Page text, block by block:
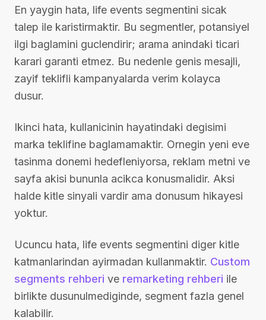
En yaygin hata, life events segmentini sicak
talep ile karistirmaktir. Bu segmentler, potansiyel
ilgi baglamini guclendirir; arama anindaki ticari
karari garanti etmez. Bu nedenle genis mesajli,
zayif teklifli kampanyalarda verim kolayca
dusur.
Ikinci hata, kullanicinin hayatindaki degisimi
marka teklifine baglamamaktir. Ornegin yeni eve
tasinma donemi hedefleniyorsa, reklam metni ve
sayfa akisi bununla acikca konusmalidir. Aksi
halde kitle sinyali vardir ama donusum hikayesi
yoktur.
Ucuncu hata, life events segmentini diger kitle
katmanlarindan ayirmadan kullanmaktir. Custom
segments rehberi ve remarketing rehberi ile
birlikte dusunulmediginde, segment fazla genel
kalabilir.